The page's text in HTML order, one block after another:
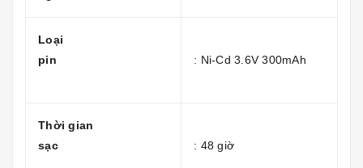
Loại
pin
: Ni-Cd 3.6V 300mAh
Thời gian
sạc
: 48 giờ